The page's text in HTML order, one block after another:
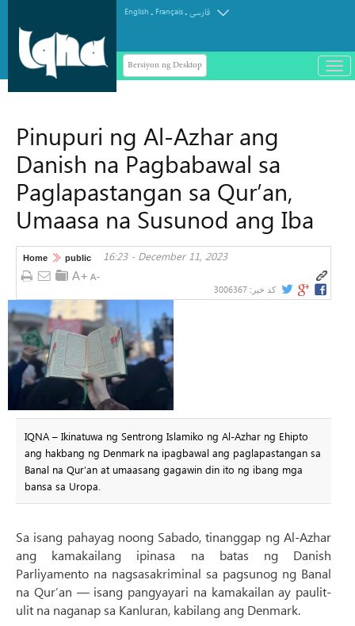
English . Français.فارسی
Bersiyon ng Desktop
باز
و
Pinupuri ng Al-Azhar ang
Danish na Pagbabawal sa
Paglapastangan sa Qur’an,
Umaasa na Susunod ang Iba
Home public 16:23 - December 11, 2023
کد خبر: 3006367
IQNA – Ikinatuwa ng Sentrong Islamiko ng Al-Azhar ng Ehipto
ang hakbang ng Denmark na ipagbawal ang paglapastangan sa
Banal na Qur’an at umaasang gagawin din ito ng ibang mga
bansa sa Uropa.
Sa isang pahayag noong Sabado, tinanggap ng Al-Azhar
ang kamakailang ipinasa na batas ng Danish
Parliyamento na nagsasakriminal sa pagsunog ng Banal
na Qur’an — isang pangyayari na kamakailan ay paulit-
ulit na naganap sa Kanluran, kabilang ang Denmark.